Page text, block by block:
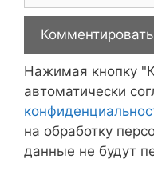
Нажимая кнопку
автоматически
на обработку
данные не будут